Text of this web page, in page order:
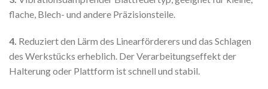
flache, Blech- und andere Präzisionsteile.
4. Reduziert den Lärm des Linearförderers und das Schlagen
des Werkstücks erheblich. Der Verarbeitungseffekt der
Halterung oder Plattform ist schnell und stabil.